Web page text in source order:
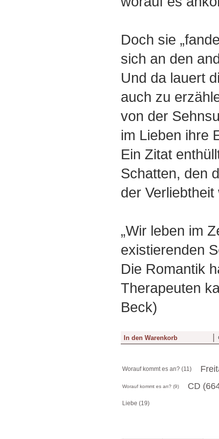
Doch sie
sich an den
Und da lauert
auch zu
von der
im Lieben ihre
Ein Zitat
Schatten, den
der Verliebtheit
„Wir leben im
existierenden
Die Romantik
Therapeuten
Beck)
Worauf kommt es an? (11)
Worauf kommt es an? (9) CD
Liebe (19)